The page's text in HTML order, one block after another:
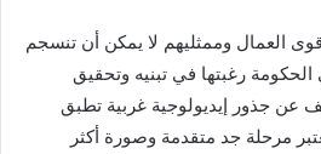
العمال وممثليهم لا يمكن أن تنسجم
رغبتها في تبنيه وتحقيق
جذور إيديولوجية غربية تطبق
مرحلة جد متقدمة وصورة أكثر